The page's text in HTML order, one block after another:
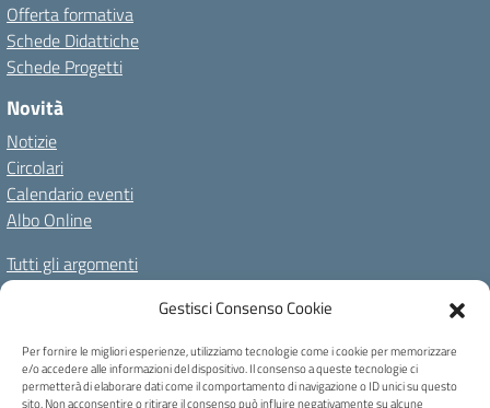
Gestisci Consenso Cookie
Per fornire le migliori esperienze, utilizziamo tecnologie come i cookie per memorizzare
e/o accedere alle informazioni del dispositivo. Il consenso a queste tecnologie ci
permetterà di elaborare dati come il comportamento di navigazione o ID unici su questo
sito. Non acconsentire o ritirare il consenso può influire negativamente su alcune
Offerta formativa
Schede Didattiche
Schede Progetti
Novità
Notizie
Circolari
Calendario eventi
Albo Online
Tutti gli argomenti
Il nostro territorio
Amministrazione TrasparenteAlbo OnlinePrivacy Policy
Dichiarazione di accessibilitàNote legaliCookie Policy